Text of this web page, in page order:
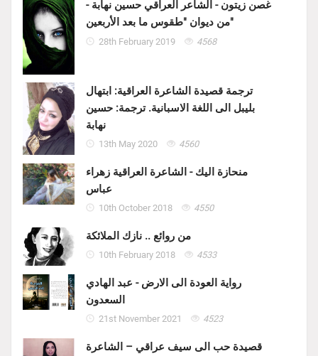
غصن زيتون - الشاعر العراقي حسين نهابة -
من ديوان "طقوس ما بعد الأربعين"
28th February 2019 4568
ترجمة قصيدة الشاعرة العراقية: ابتهال
بليبل الى اللغة الاسبانية. ترجمة: حسين
نهابة
13th May 2020 4560
منحازة اليك - الشاعرة العراقية زهراء
عباس
10th October 2018 4550
من روائع .. نازك الملائكة
10th February 2018 4533
رواية العودة الى الارض - عبد الهادي
السعدون
21st November 2021 4523
قصيدة حب الى سيف عراقي – الشاعرة